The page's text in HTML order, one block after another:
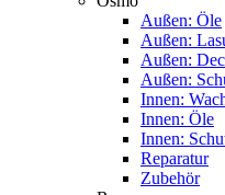
Außen: Öle
Außen:
Außen:
Außen:
Innen:
Innen: Öle
Innen:
Reparatur
Zubehör